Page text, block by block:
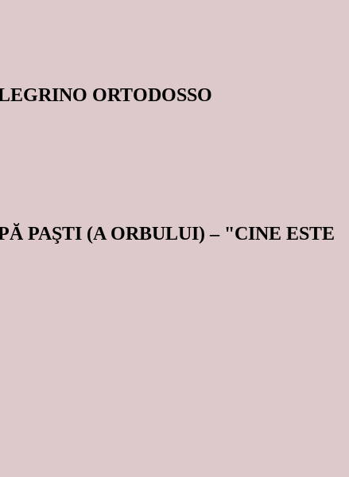
ORTODOSSO
PAŞTI (A ORBULUI) – "CINE ESTE